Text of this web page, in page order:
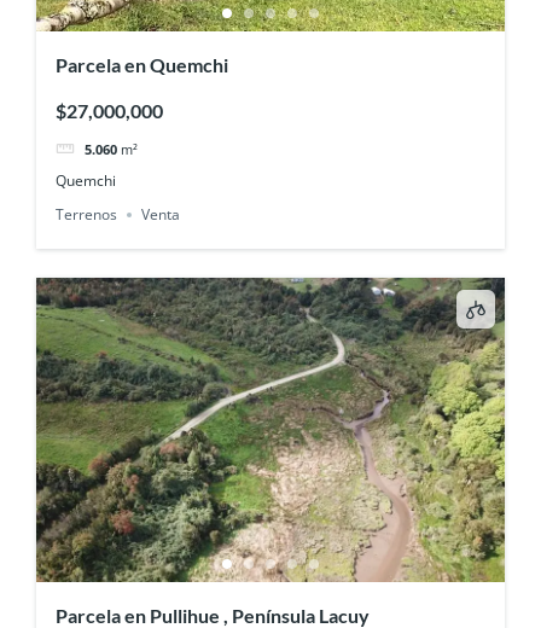
Parcela en Quemchi
$27,000,000
5.060 m²
Quemchi
Terrenos
Venta
Parcela en Pullihue , Península Lacuy